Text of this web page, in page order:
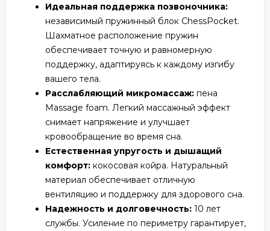
Идеальная поддержка позвоночника:
независимый пружинный блок ChessPocket.
Шахматное расположение пружин
обеспечивает точную и равномерную
поддержку, адаптируясь к каждому изгибу
вашего тела.
Расслабляющий микромассаж: пена
Massage foam. Легкий массажный эффект
снимает напряжение и улучшает
кровообращение во время сна.
Естественная упругость и дышащий
комфорт: кокосовая койра. Натуральный
материал обеспечивает отличную
вентиляцию и поддержку для здорового сна.
Надежность и долговечность: 10 лет
службы. Усиление по периметру гарантирует,